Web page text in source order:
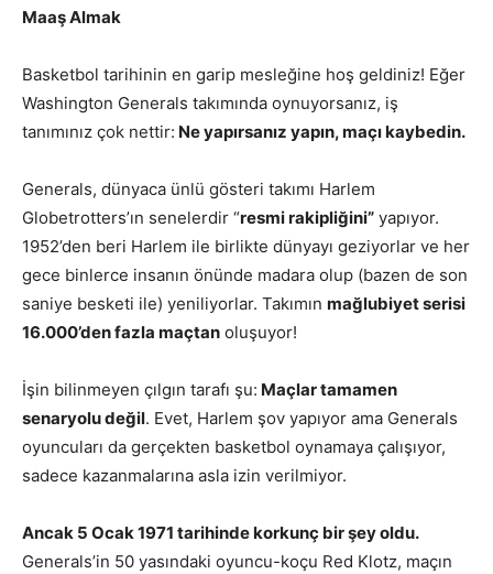
Maaş Almak
Basketbol tarihinin en garip mesleğine hoş geldiniz! Eğer
Washington Generals takımında oynuyorsanız, iş
tanımınız çok nettir: Ne yapırsanız yapın, maçı kaybedin.
Generals, dünyaca ünlü gösteri takımı Harlem
Globetrotters’ın senelerdir “resmi rakipliğini” yapıyor.
1952’den beri Harlem ile birlikte dünyayı geziyorlar ve her
gece binlerce insanın önünde madara olup (bazen de son
saniye besketi ile) yeniliyorlar. Takımın mağlubiyet serisi
16.000’den fazla maçtan oluşuyor!
İşin bilinmeyen çılgın tarafı şu: Maçlar tamamen
senaryolu değil. Evet, Harlem şov yapıyor ama Generals
oyuncuları da gerçekten basketbol oynamaya çalışıyor,
sadece kazanmalarına asla izin verilmiyor.
Ancak 5 Ocak 1971 tarihinde korkunç bir şey oldu.
Generals’in 50 yasındaki oyuncu-koçu Red Klotz, maçın